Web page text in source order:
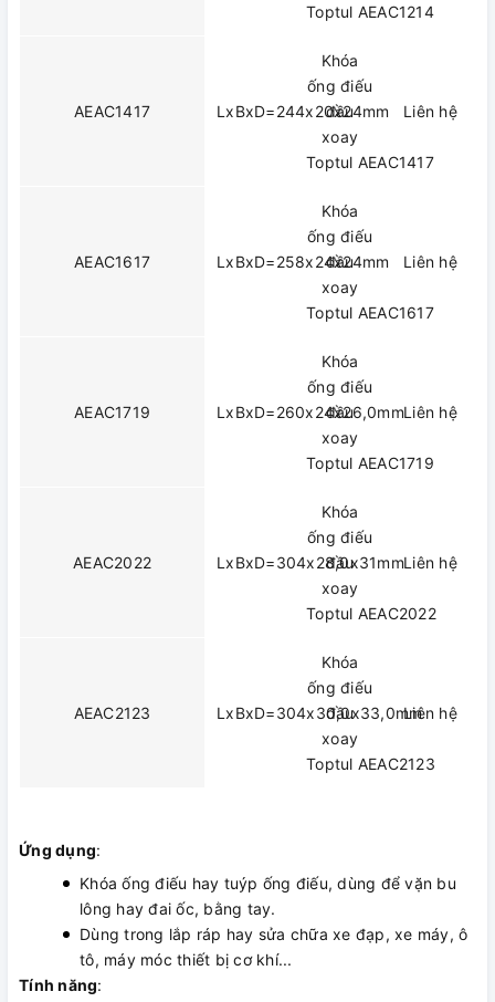
Toptul AEAC1214
AEAC1417 LxBxD=244x20x24mm
Khóa
ống điếu
đầu
xoay
Toptul AEAC1417
Liên hệ
AEAC1617 LxBxD=258x24x24mm
Khóa
ống điếu
đầu
xoay
Toptul AEAC1617
Liên hệ
AEAC1719 LxBxD=260x24x26,0mm
Khóa
ống điếu
đầu
xoay
Toptul AEAC1719
Liên hệ
AEAC2022 LxBxD=304x28,0x31mm
Khóa
ống điếu
đầu
xoay
Toptul AEAC2022
Liên hệ
AEAC2123 LxBxD=304x30,0x33,0mm
Khóa
ống điếu
đầu
xoay
Toptul AEAC2123
Liên hệ
Ứng dụng:
Khóa ống điếu hay tuýp ống điếu, dùng để vặn bu
lông hay đai ốc, bằng tay.
Dùng trong lắp ráp hay sửa chữa xe đạp, xe máy, ô
tô, máy móc thiết bị cơ khí...
Tính năng: